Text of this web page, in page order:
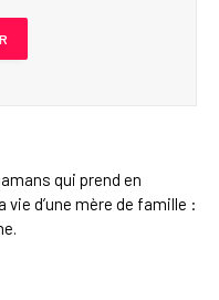
qui prend en
d’une mère de famille :